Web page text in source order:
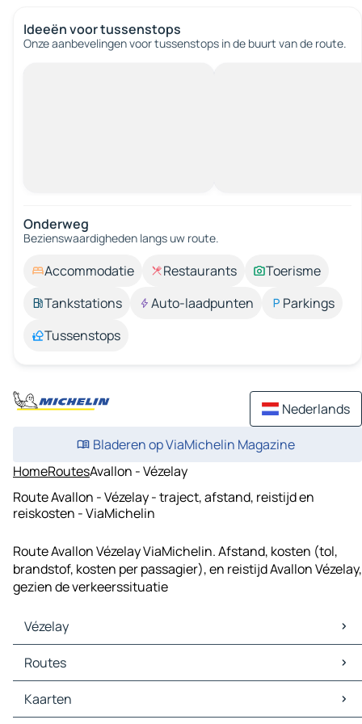
Ideeën voor tussenstops
Onze aanbevelingen voor tussenstops in de buurt van de route.
Onderweg
Bezienswaardigheden langs uw route.
Accommodatie Restaurants
Toerisme
Tankstations
Auto-laadpunten
Parkings
Tussenstops
Nederlands
Bladeren op ViaMichelin Magazine
HomeRoutesAvallon - Vézelay
Route Avallon - Vézelay - traject, afstand, reistijd en
reiskosten - ViaMichelin
Route Avallon Vézelay ViaMichelin. Afstand, kosten (tol,
brandstof, kosten per passagier), en reistijd Avallon Vézelay,
gezien de verkeerssituatie
Vézelay
Vézelay Kaarten
Vézelay Verkeer
Vézelay Hotels
Vézelay Restaurants
Routes
Routes Vézelay - Auxerre
Routes Vézelay - Bazoches
Kaarten